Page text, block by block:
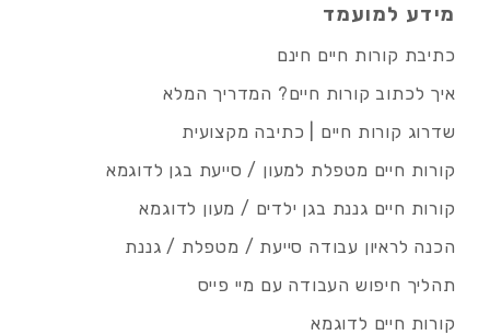
מידע למועמד
כתיבת קורות חיים חינם
איך לכתוב קורות חיים? המדריך המלא
שדרוג קורות חיים | כתיבה מקצועית
קורות חיים מטפלת למעון / סייעת בגן לדוגמא
קורות חיים גננת בגן ילדים / מעון לדוגמא
הכנה לראיון עבודה סייעת / מטפלת / גננת
תהליך חיפוש העבודה עם מיי פייס
קורות חיים לדוגמא